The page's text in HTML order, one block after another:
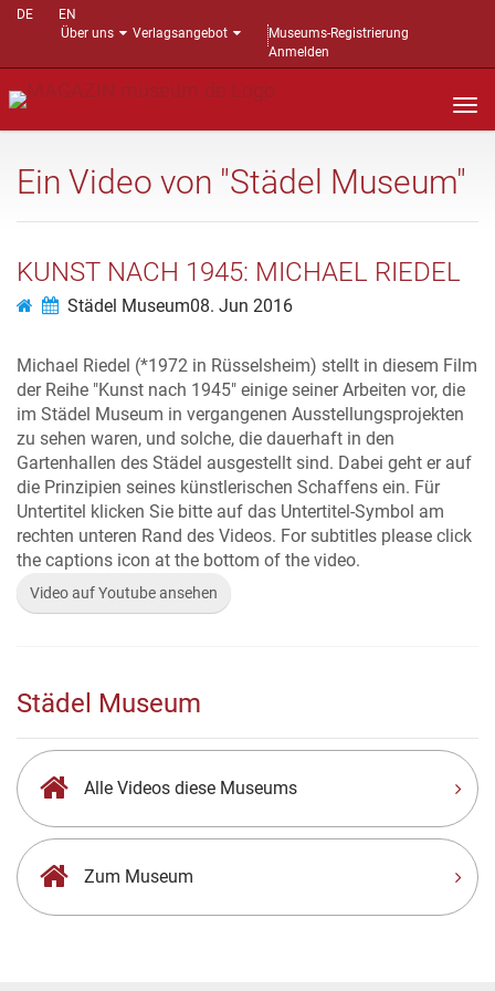
DE
EN
Über uns
Verlagsangebot
Museums-Registrierung
Anmelden
Ein Video von "Städel Museum"
KUNST NACH 1945: MICHAEL RIEDEL
Städel Museum08. Jun 2016
Michael Riedel (*1972 in Rüsselsheim) stellt in diesem Film
der Reihe "Kunst nach 1945" einige seiner Arbeiten vor, die
im Städel Museum in vergangenen Ausstellungsprojekten
zu sehen waren, und solche, die dauerhaft in den
Gartenhallen des Städel ausgestellt sind. Dabei geht er auf
die Prinzipien seines künstlerischen Schaffens ein. Für
Untertitel klicken Sie bitte auf das Untertitel-Symbol am
rechten unteren Rand des Videos. For subtitles please click
the captions icon at the bottom of the video.
Video auf Youtube ansehen
Städel Museum
Alle Videos diese Museums
Zum Museum